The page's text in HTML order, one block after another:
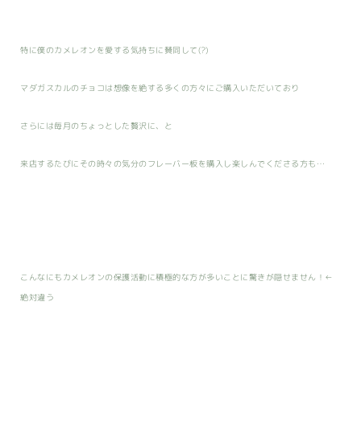
特に僕のカメレオンを愛する気持ちに賛同して(?)
マダガスカルのチョコは想像を絶する多くの方々にご購入いただいており
さらには毎月のちょっとした贅沢に、と
来店するたびにその時々の気分のフレーバー板を購入し楽しんでくださる方も…
こんなにもカメレオンの保護活動に積極的な方が多いことに驚きが隠せません！←
絶対違う